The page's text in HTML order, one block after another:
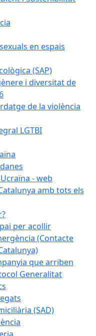
en espais
(SAP)
i diversitat de
de la violència
LGTBI
- web
amb tots els
per acollir
(Contacte
que arriben
Generalitat
(SAD)